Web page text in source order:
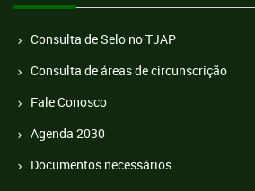
Consulta de Selo no TJAP
Consulta de áreas de circunscrição
Fale Conosco
Agenda 2030
Documentos necessários